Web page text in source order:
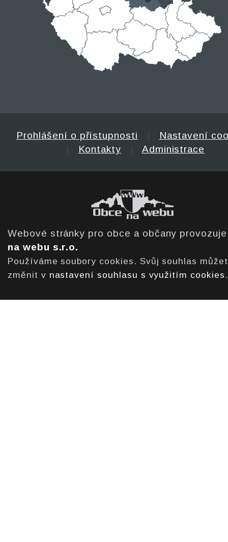
Prohlášení o přístupnosti
Nastavení
Kontakty Administrace
Webové stránky pro obce a občany
na webu s.r.o.
Používáme soubory cookies. Svůj souhlas
změnit v nastavení souhlasu s využitím cookies .